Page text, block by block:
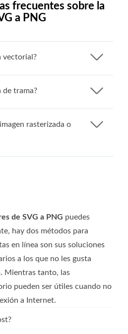
frecuentes sobre la
a PNG
vectorial?
de trama?
rasterizada o
de SVG a PNG puedes
hay dos métodos para
en línea son sus soluciones
a los que no les gusta
Mientras tanto, las
pueden ser útiles cuando no
a Internet.